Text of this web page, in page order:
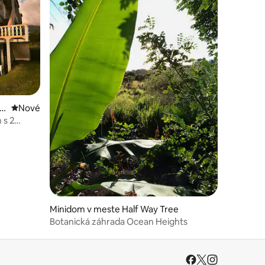
6
Nové ubytovanie
Nové
s 2
Minidom v meste Half Way Tree
Botanická záhrada Ocean Heights